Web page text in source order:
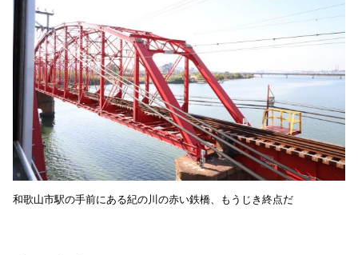
和歌山市駅の手前にある紀の川の赤い鉄橋、もうじき終点だ